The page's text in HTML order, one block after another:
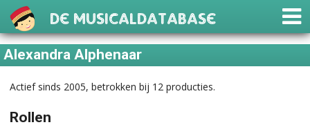
De Musicaldatabase
Alexandra Alphenaar
Actief sinds 2005, betrokken bij 12 producties.
Rollen